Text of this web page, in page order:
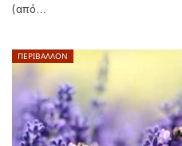
(από…
ΠΕΡΙΒΑΛΛΟΝ